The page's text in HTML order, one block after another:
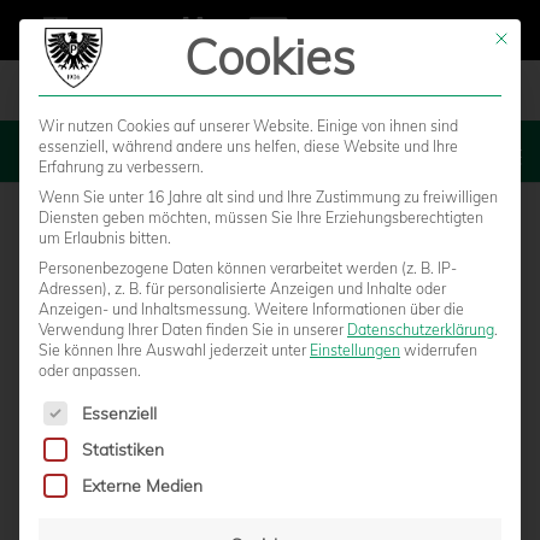
MENU
90 MINUTEN KAMPF: DIE BILDERGALERIE
Mit
Cookies
Wir nutzen Cookies auf unserer Website. Einige von ihnen sind
essenziell, während andere uns helfen, diese Website und Ihre
Erfahrung zu verbessern.
Wenn Sie unter 16 Jahre alt sind und Ihre Zustimmung zu freiwilligen
Diensten geben möchten, müssen Sie Ihre Erziehungsberechtigten
um Erlaubnis bitten.
Personenbezogene Daten können verarbeitet werden (z. B. IP-
Adressen), z. B. für personalisierte Anzeigen und Inhalte oder
Anzeigen- und Inhaltsmessung. Weitere Informationen über die
Verwendung Ihrer Daten finden Sie in unserer Datenschutzerklärung.
Sie können Ihre Auswahl jederzeit unter Einstellungen widerrufen
oder anpassen.
Es folgt eine Liste der Service-Gruppen, für die eine
Essenziell
Statistiken
Externe Medien